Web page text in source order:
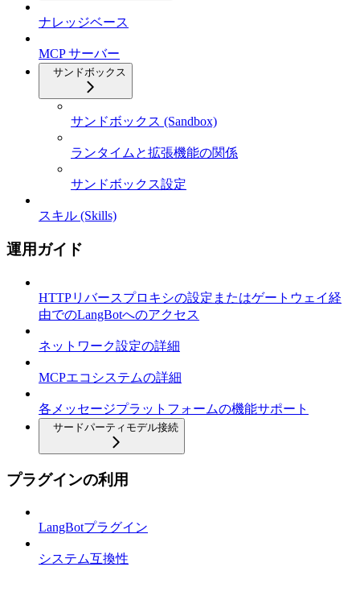
ナレッジベース
MCP サーバー
サンドボックス
サンドボックス (Sandbox)
ランタイムと拡張機能の関係
サンドボックス設定
スキル (Skills)
運用ガイド
HTTPリバースプロキシの設定またはゲートウェイ経
由でのLangBotへのアクセス
ネットワーク設定の詳細
MCPエコシステムの詳細
各メッセージプラットフォームの機能サポート
サードパーティモデル接続
プラグインの利用
LangBotプラグイン
システム互換性